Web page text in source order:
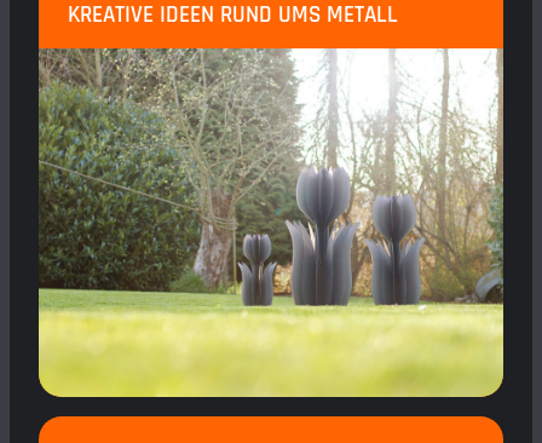
KREATIVE IDEEN RUND UMS METALL